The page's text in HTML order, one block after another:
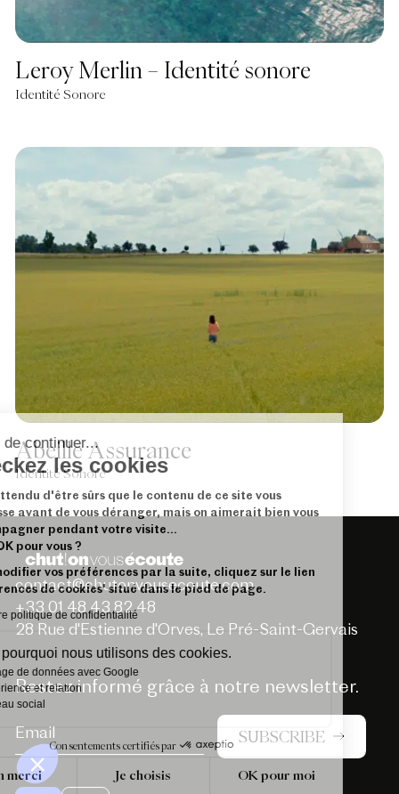
Avant de continuer...
Checkez les cookies
On a attendu d'être sûrs que le contenu de ce site vous
intéresse avant de vous déranger, mais on aimerait bien vous
accompagner pendant votre visite...
C'est OK pour vous ?
Pour modifier vos préférences par la suite, cliquez sur le lien
'Préférences de cookies' situé dans le pied de page.
Lire notre politique de confidentialité
Voici pourquoi nous utilisons des cookies.
Partage de données avec Google
Expérience et relation
Réseau social
Consentements certifiés par
Non merci OK pour moi
Leroy Merlin – Identité sonore
Identité Sonore
Abeille Assurance
Identité Sonore
contact@chutonvousecoute.com
+33 01 48 43 82 48
28 Rue d'Estienne d'Orves, Le Pré-Saint-Gervais
Restez informé grâce à notre newsletter.
SUBSCRIBE